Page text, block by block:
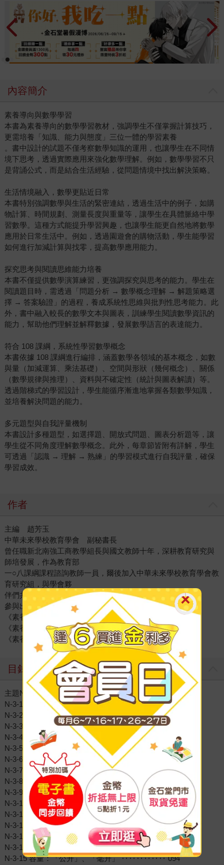
內容簡介
素養導向與數學學習
本書為素養導向的數學學習教材，強調學生不僅掌握計算技巧，
更需培養「知識、能力與態度」三位一體的學習素養
。書中設計的試題不僅考察數學知識的運用，也讓學生在不同情
境下思考，透過實際應用來強化數學理解。例如，數學學習不只
是背誦公式，而是結合生活經驗，從問題情境中找出解決策略。
生活情境融入，數學更貼近日常
本書特別強調數學與生活的緊密連結，透過生活中的例子，如購
物計算、時間規劃、測量長度與重量等，讓學生在具體脈絡中學
習數學。這種方式能提升學習興趣，也讓學生能更自然地將數學
應用於日常生活中。例如，透過園遊會的購物活動，學生能學習
如何進行加減計算與找零，提高數學應用能力。
探究思考與閱讀思維能力培養
本書不僅提供數學演算練習，更強調探究與思考的能力。學生在
閱讀題目時，需透過「問題分析 → 數學概念理解 → 解題策略選
擇 → 答案驗證」的過程，養成系統性思維與批判性思考能力。此
外，書中融入較長的數學文本與圖表，訓練學生閱讀數學資訊的
能力，幫助他們理解並解釋數據，發展數學語言的表達能力。
符合 108 課綱，系統性學習數學概念
本書依據 108 課綱進行編排，涵蓋數學各領域的基本概念，如數
與量（加減運算、乘法基礎）、空間與形狀（幾何概念）、關係
（數學規律與推理）、資料與不確定性（統計與圖表解讀）等。
透過階梯式的學習設計，學生能循序漸進地掌握各類數學知識，
並培養解決問題的能力。
多元題型與自我評量機制
本書設計多種題型，如選擇題、開放式問題、圖表分析題等，讓
學生從不同角度理解數學概念。此外，每章節皆附有詳解，學生
可透過「認識 → 理解 → 熟練」的學習模式進行自我評量，確保
學習成效。
作者
主編 趙芳玉
中華未來學校教育學會 副秘書長
曾任職新北南強工商教學組長與國文教師十年，深耕教育研究與
師培發展，作為教育部
一○八課綱課程諮詢教師一員，爾後加入中華未來學校教育學會教
育研究組，與學會夥
伴們共同打造優質的教育學習生態圈。
參與出版著作
《素養檢定：國小數學三年級》，2025
《素養檢定：國小數學二年級》，2025
《素養檢定：國小國文低年級》，2024
目錄
主題N｜數與量
N-3-1 一萬以內的數 ‥‥‥‥‥‥‥‥‥‥‥ 014
N-3-2 加減直式計算 ‥‥‥‥‥‥‥‥‥‥‥ 023
N-3-3 乘以一位數 ‥‥‥‥‥‥‥‥‥‥‥‥ 028
N-3-4 除法 ‥‥‥‥‥‥‥‥‥‥‥‥‥‥‥ 033
N-3-5 除以一位數 ‥‥‥‥‥‥‥‥‥‥‥‥ 039
N-3-6 解題：乘除應用問題 ‥‥‥‥‥‥‥‥ 044
N-3-7 解題：兩步驟應用問題 （ 加減與除、連乘）‥ 049
N-3-8 解題：四則估算 ‥‥‥‥‥‥‥‥‥‥ 054
N-3-9 簡單同分母分數 ‥‥‥‥‥‥‥‥‥‥ 059
N-3-10 一位小數 ‥‥‥‥‥‥‥‥‥‥‥‥ 064
N-3-11 整數數線 ‥‥‥‥‥‥‥‥‥‥‥‥ 069
N-3-12 長度：「毫米」 ‥‥‥‥‥‥‥‥‥ 076
N-3-13 角與角度 ‥‥‥‥‥‥‥‥‥‥‥‥ 083
N-3-14 面積：「平方公分」 ‥‥‥‥‥‥‥ 089
N-3-15 容量：「公升」、「毫升」 ‥‥‥‥‥‥ 094